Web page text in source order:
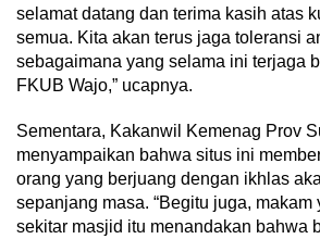
selamat datang dan terima kasih atas
semua. Kita akan terus jaga toleransi
sebagaimana yang selama ini terjaga
FKUB Wajo,” ucapnya.
Sementara, Kakanwil Kemenag Prov
menyampaikan bahwa situs ini
orang yang berjuang dengan ikhlas
sepanjang masa. “Begitu juga, makam
sekitar masjid itu menandakan bahwa